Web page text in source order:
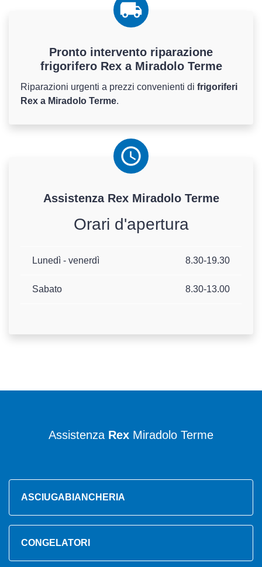
Pronto intervento riparazione
frigorifero Rex a Miradolo Terme
Riparazioni urgenti a prezzi convenienti di frigoriferi
Rex a Miradolo Terme.
Assistenza RexMiradolo Terme
Orari d'apertura
Lunedì - venerdì 8.30-19.30
Sabato 8.30-13.00
Assistenza Rex Miradolo Terme
ASCIUGABIANCHERIA
CONGELATORI